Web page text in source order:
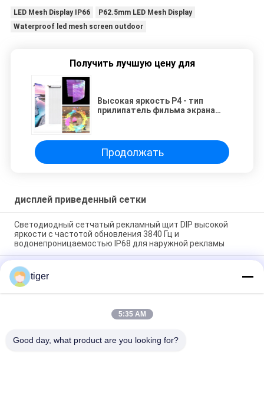
LED Mesh Display IP66
P62.5mm LED Mesh Display
Waterproof led mesh screen outdoor
Получить лучшую цену для
Высокая яркость P4 - тип
прилипатель фильма экрана
Продолжать
дисплей приведенный сетки
Светодиодный сетчатый рекламный щит DIP высокой
яркости с частотой обновления 3840 Гц и
водонепроницаемостью IP68 для наружной рекламы
Наружный светодиодный сетчатый дисплей P25-25 с
8000nits Высокая яркость IP68 водонепроницаемая и
легкая конструкция для превосходной видимости
Наружный светодиодный сетчатый дисплей с высокой
яркостью 8000 нит IP68 водонепроницаемый и легкий
tiger
5:35 AM
Good day, what product are you looking for?